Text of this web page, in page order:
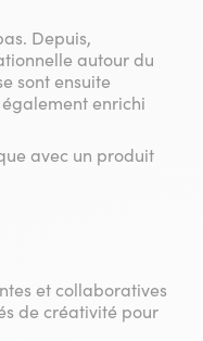
Depuis,
autour du
sont ensuite
enrichi
avec un produit
et collaboratives
de créativité pour